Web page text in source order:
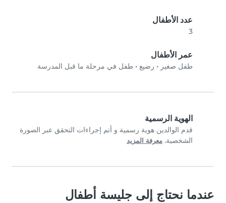
عدد الأطفال
3
عمر الأطفال
طفل صغير • رضيع • طفل في مرحلة ما قبل المدرسة
الهوية الرسمية
قدم الوالدين هوية رسمية و أتم إجراءات التحقق عبر الصورة
الشخصية. معرفة المزيد
عندما نحتاج إلى جليسة أطفال